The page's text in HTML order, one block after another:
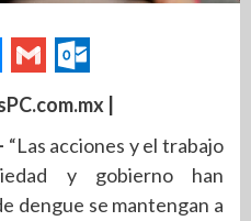
|
“Las acciones y el trabajo
y gobierno han
dengue se mantengan a